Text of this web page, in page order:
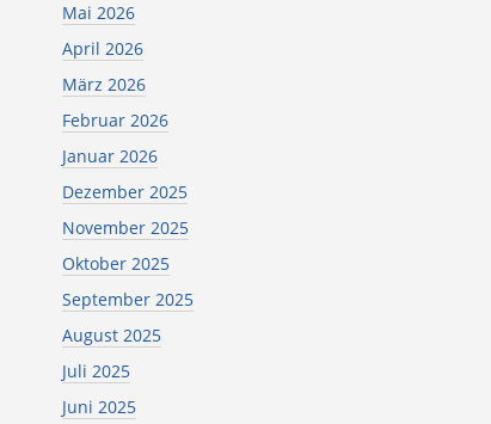
Mai 2026
April 2026
März 2026
Februar 2026
Januar 2026
Dezember 2025
November 2025
Oktober 2025
September 2025
August 2025
Juli 2025
Juni 2025